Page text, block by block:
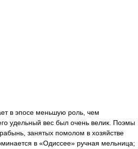
в эпосе меньшую роль, чем
удельный вес был очень велик. Поэмы
занятых помолом в хозяйстве
в «Одиссее» ручная мельница;